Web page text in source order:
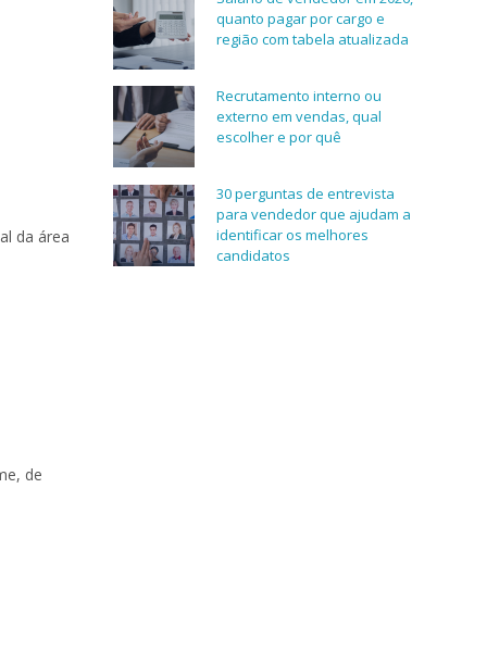
da área
de
quanto pagar por cargo e
região com tabela atualizada
Recrutamento interno ou
externo em vendas, qual
escolher e por quê
30 perguntas de entrevista
para vendedor que ajudam a
identificar os melhores
candidatos